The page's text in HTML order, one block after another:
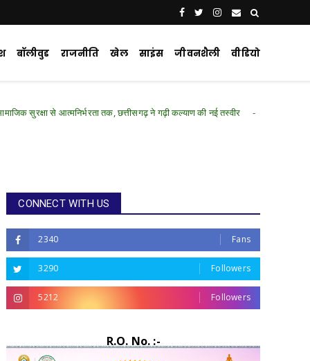
बॉलीवुड राजनीति खेल साइंस जीवनशैली वीडियो
तक, छत्तीसगढ़ ने गढ़ी कल्याण की नई तस्वीर Chhattisgarh Featured
CONNECT WITH US
2340 Fans
3290 Followers
5212 Followers
R.O. No. :-